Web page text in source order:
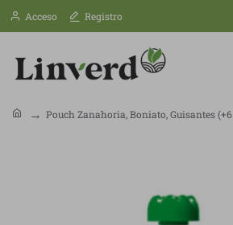
Acceso Registro
Pouch Zanahoria, Boniato, Guisantes